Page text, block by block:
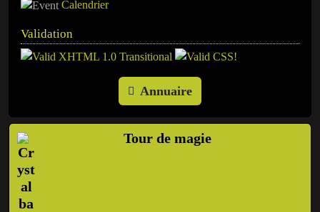
Calendrier
Validation
Annuaire
Tour de magie